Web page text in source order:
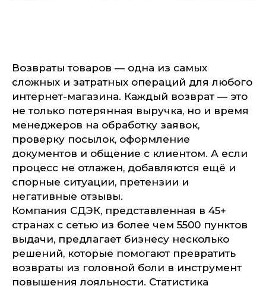
Возвраты товаров — одна из самых
сложных и затратных операций для любого
интернет-магазина. Каждый возврат — это
не только потерянная выручка, но и время
менеджеров на обработку заявок,
проверку посылок, оформление
документов и общение с клиентом. А если
процесс не отлажен, добавляются ещё и
спорные ситуации, претензии и
негативные отзывы.
Компания СДЭК, представленная в 45+
странах с сетью из более чем 5500 пунктов
выдачи, предлагает бизнесу несколько
решений, которые помогают превратить
возвраты из головной боли в инструмент
повышения лояльности. Статистика